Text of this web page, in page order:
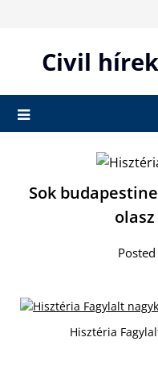
contentCivil
Sok
Hisztéria